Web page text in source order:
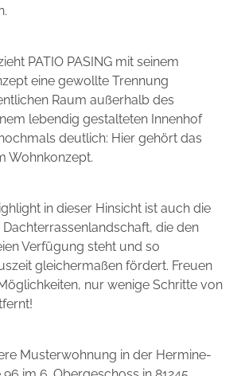
PATIO PASING mit seinem
eine gewollte Trennung
Raum außerhalb des
lebendig gestalteten Innenhof
deutlich: Hier gehört das
Wohnkonzept.
in dieser Hinsicht ist auch die
die den
Verfügung steht und so
gleichermaßen fördert. Freuen
nur wenige Schritte von
Musterwohnung in der Hermine-